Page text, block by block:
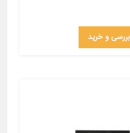
بررسی و خرید